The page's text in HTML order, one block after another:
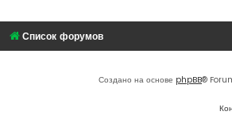
Список форумов
Создано на основе phpBB®